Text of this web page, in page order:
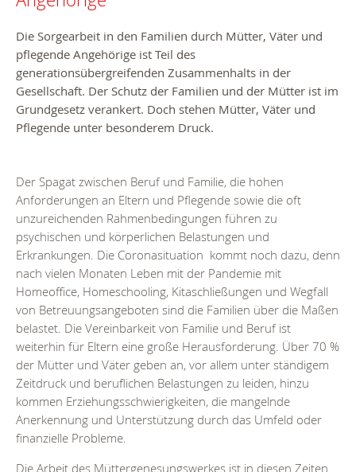
Die Sorgearbeit in den Familien durch Mütter, Väter und
pflegende Angehörige ist Teil des
generationsübergreifenden Zusammenhalts in der
Gesellschaft. Der Schutz der Familien und der Mütter ist im
Grundgesetz verankert. Doch stehen Mütter, Väter und
Pflegende unter besonderem Druck.
Der Spagat zwischen Beruf und Familie, die hohen
Anforderungen an Eltern und Pflegende sowie die oft
unzureichenden Rahmenbedingungen führen zu
psychischen und körperlichen Belastungen und
Erkrankungen. Die Coronasituation kommt noch dazu, denn
nach vielen Monaten Leben mit der Pandemie mit
Homeoffice, Homeschooling, Kitaschließungen und Wegfall
von Betreuungsangeboten sind die Familien über die Maßen
belastet. Die Vereinbarkeit von Familie und Beruf ist
weiterhin für Eltern eine große Herausforderung. Über 70 %
der Mütter und Väter geben an, vor allem unter ständigem
Zeitdruck und beruflichen Belastungen zu leiden, hinzu
kommen Erziehungsschwierigkeiten, die mangelnde
Anerkennung und Unterstützung durch das Umfeld oder
finanzielle Probleme.
Die Arbeit des Müttergenesungswerkes ist in diesen Zeiten